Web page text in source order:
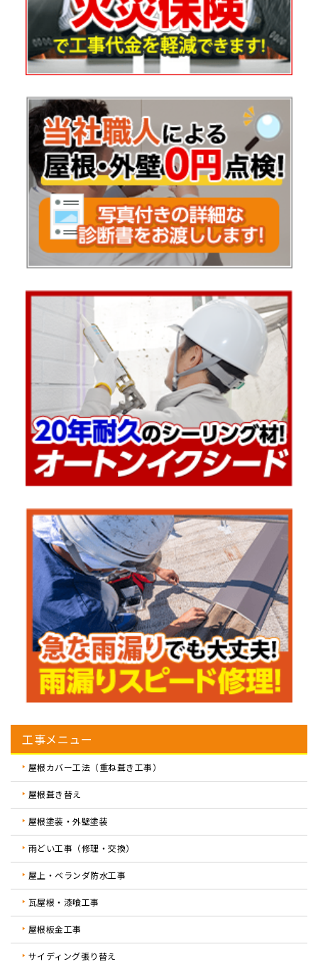
工事メニュー
屋根カバー工法（重ね葺き工事）
屋根葺き替え
屋根塗装・外壁塗装
雨どい工事（修理・交換）
屋上・ベランダ防水工事
瓦屋根・漆喰工事
屋根板金工事
サイディング張り替え